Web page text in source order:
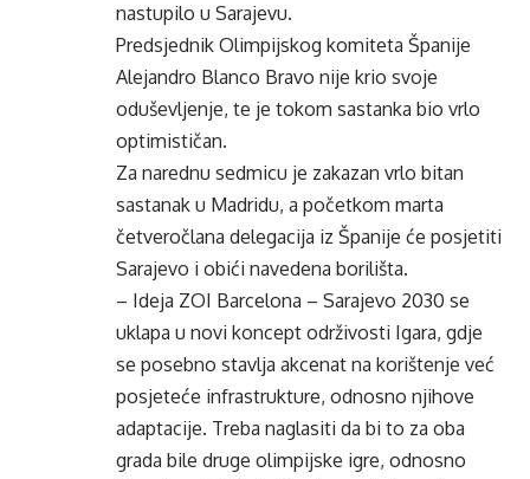
nastupilo u Sarajevu.
Predsjednik Olimpijskog komiteta Španije
Alejandro Blanco Bravo nije krio svoje
oduševljenje, te je tokom sastanka bio vrlo
optimističan.
Za narednu sedmicu je zakazan vrlo bitan
sastanak u Madridu, a početkom marta
četveročlana delegacija iz Španije će posjetiti
Sarajevo i obići navedena borilišta.
– Ideja ZOI Barcelona – Sarajevo 2030 se
uklapa u novi koncept održivosti Igara, gdje
se posebno stavlja akcenat na korištenje već
posjeteće infrastrukture, odnosno njihove
adaptacije. Treba naglasiti da bi to za oba
grada bile druge olimpijske igre, odnosno